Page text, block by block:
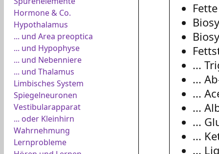
Hormone & Co.
Hypothalamus
... und Area preoptica
... und Hypophyse
... und Nebenniere
... und Thalamus
Limbisches System
Spiegelneuronen
Vestibularapparat
... oder Kleinhirn
Wahrnehmung
Lernprobleme
Fette
...
...
...
...
...
...
...